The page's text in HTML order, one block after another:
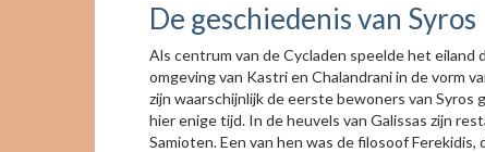
De geschiedenis van Syros
Als centrum van de Cycladen speelde het
omgeving van Kastri en Chalandrani in de vorm
zijn waarschijnlijk de eerste bewoners van Syros
hier enige tijd. In de heuvels van Galissas zijn
Samioten. Een van hen was de filosoof